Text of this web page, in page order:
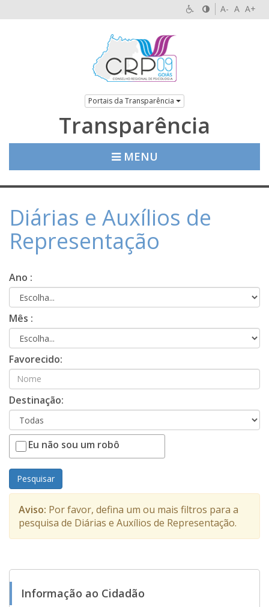
A- A A+
Portais da Transparência
Transparência
MENU
Diárias e Auxílios de
Representação
Ano :
Mês :
Favorecido:
Destinação:
Eu não sou um robô
Pesquisar
Aviso: Por favor, defina um ou mais filtros para a
pesquisa de Diárias e Auxílios de Representação.
Informação ao Cidadão